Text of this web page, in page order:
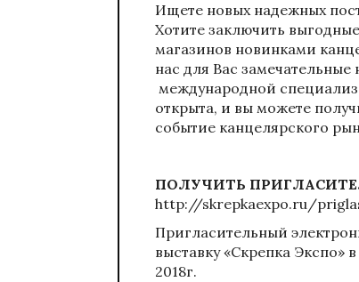
Ищете новых надежных
Хотите заключить
магазинов новинками
нас для Вас
международной
открыта, и вы можете
событие канцелярского
ПОЛУЧИТЬ
http://skrepkaexpo.ru/
Пригласительный
выставку «Скрепка Экспо»
2018г.